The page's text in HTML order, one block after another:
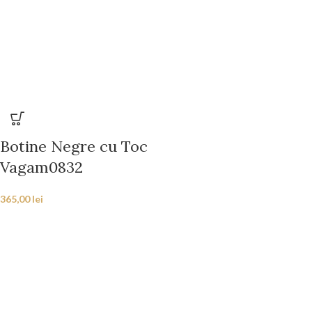
Botine Negre cu Toc
Vagam0832
365,00lei